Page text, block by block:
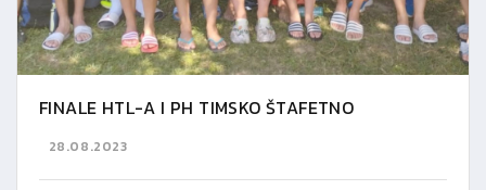
FINALE HTL-A I PH TIMSKO ŠTAFETNO
28.08.2023